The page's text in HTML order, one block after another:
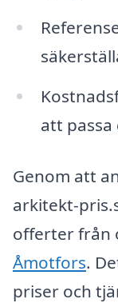
att passa
Genom att
arkitekt-
offerter från
Åmotfors.
priser och